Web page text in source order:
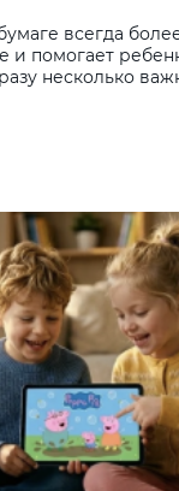
всегда
и помогает
несколько